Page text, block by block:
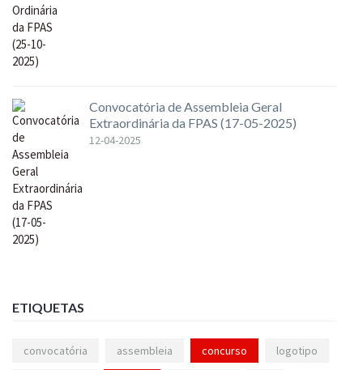
Convocatória de Assembleia Geral
Extraordinária da FPAS (17-05-2025)
12-04-2025
ETIQUETAS
convocatória assembleia concurso logotipo